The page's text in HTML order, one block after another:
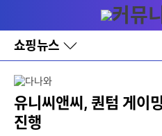
와
홈
쇼핑뉴스
바
로
레
이
유니씨앤씨, 퀀텀 게이
진행